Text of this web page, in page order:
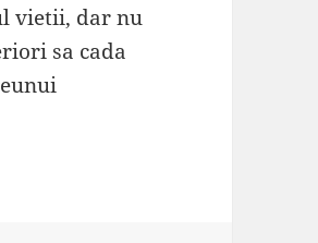
vietii, dar nu
sa cada